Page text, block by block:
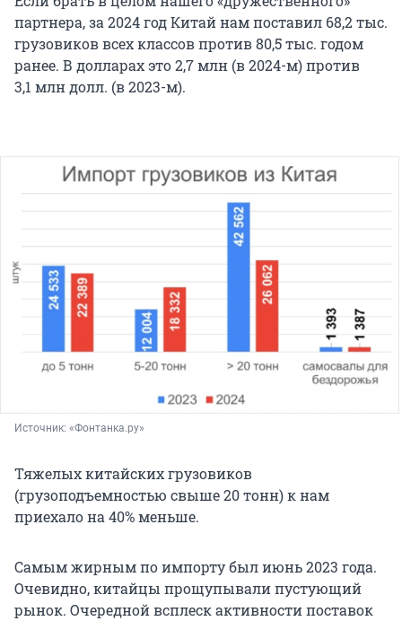
партнера, за 2024 год Китай нам поставил 68,2 тыс.
грузовиков всех классов против 80,5 тыс. годом
ранее. В долларах это 2,7 млн (в 2024-м) против
3,1 млн долл. (в 2023-м).
Источник: «Фонтанка.ру»
Тяжелых китайских грузовиков
(грузоподъемностью свыше 20 тонн) к нам
приехало на 40% меньше.
Самым жирным по импорту был июнь 2023 года.
Очевидно, китайцы прощупывали пустующий
рынок. Очередной всплеск активности поставок